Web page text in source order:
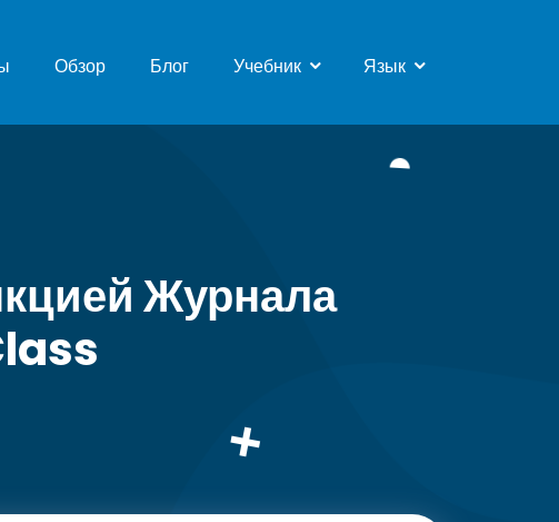
Обзор Блог Учебник Язык
Журнала